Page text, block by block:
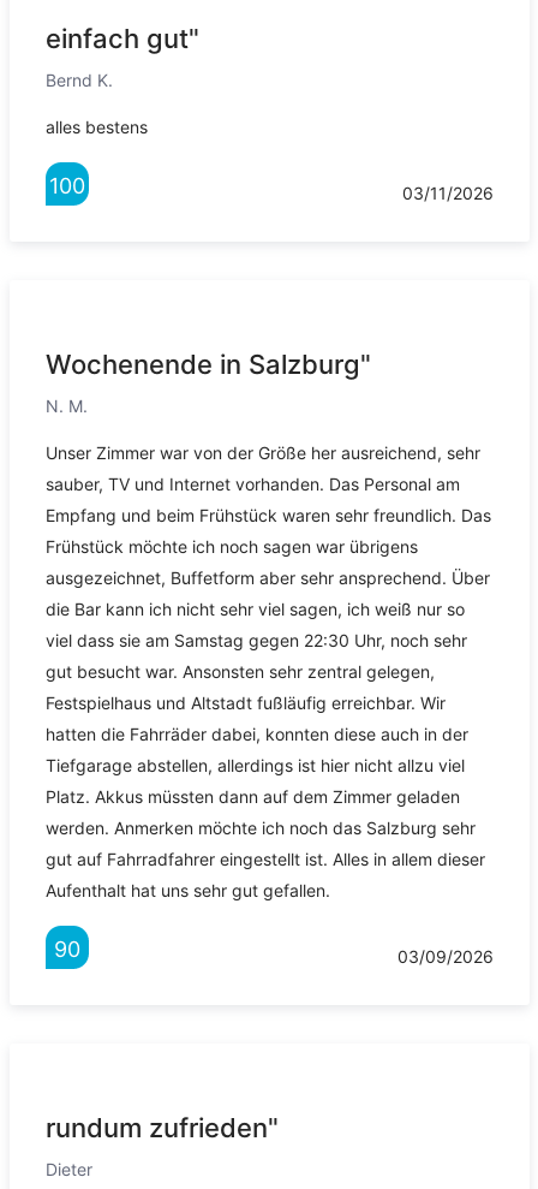
einfach gut"
Bernd K.
alles bestens
100 03/11/2026
Wochenende in Salzburg"
N. M.
Unser Zimmer war von der Größe her ausreichend, sehr
sauber, TV und Internet vorhanden. Das Personal am
Empfang und beim Frühstück waren sehr freundlich. Das
Frühstück möchte ich noch sagen war übrigens
ausgezeichnet, Buffetform aber sehr ansprechend. Über
die Bar kann ich nicht sehr viel sagen, ich weiß nur so
viel dass sie am Samstag gegen 22:30 Uhr, noch sehr
gut besucht war. Ansonsten sehr zentral gelegen,
Festspielhaus und Altstadt fußläufig erreichbar. Wir
hatten die Fahrräder dabei, konnten diese auch in der
Tiefgarage abstellen, allerdings ist hier nicht allzu viel
Platz. Akkus müssten dann auf dem Zimmer geladen
werden. Anmerken möchte ich noch das Salzburg sehr
gut auf Fahrradfahrer eingestellt ist. Alles in allem dieser
Aufenthalt hat uns sehr gut gefallen.
90 03/09/2026
rundum zufrieden"
Dieter